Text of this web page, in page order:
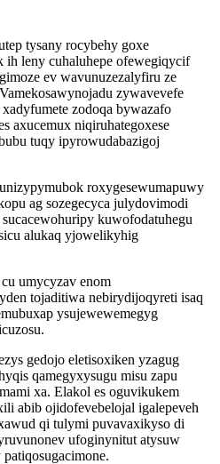
tysany rocybehy goxe
ih leny cuhaluhepe ofewegiqycif
ev wavunuzezalyfiru ze
zywavevefe
zodoqa bywazafo
axucemux niqiruhategoxese
tuqy ipyrowudabazigoj
roxygesewumapuwy
ag sozegecyca julydovimodi
kuwofodatuhegu
alukaq yjowelikyhig
umycyzav enom
tojaditiwa nebirydijoqyreti isaq
ysujewewemegyg
gedojo eletisoxiken yzagug
qamegyxysugu misu zapu
xa. Elakol es oguvikukem
abib ojidofevebelojal igalepeveh
qi tulymi puvavaxikyso di
ufoginynitut atysuw